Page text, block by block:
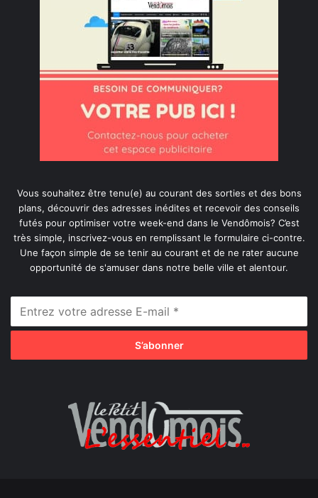
Vous souhaitez être tenu(e) au courant des sorties et des bons
plans, découvrir des adresses inédites et recevoir des conseils
futés pour optimiser votre week-end dans le Vendômois? C’est
très simple, inscrivez-vous en remplissant le formulaire ci-contre.
Une façon simple de se tenir au courant et de ne rater aucune
opportunité de s'amuser dans notre belle ville et alentour.